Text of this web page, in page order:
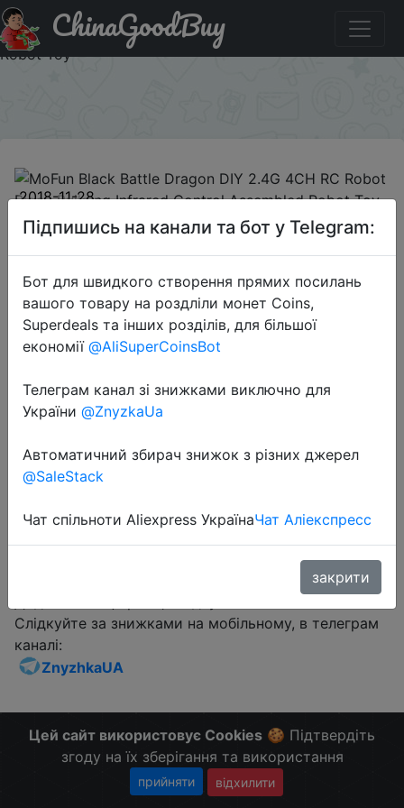
Придбати по акціи MoFun Black Battle Dragon DIY 2.4G
4CH RC Robot Block Building Infrared Control Assembled
Robot Toy
ChinaGoodBuy
2018-11-28
MoFun Black Battle Dragon DIY 2.4G
4CH RC Robot Block Building
Infrared Control Assembled Robot
Toy
$28.99
Перейти до магазину
Слідкуйте за знижками на мобільному, в телеграм
каналі:
ZnyzhkaUA
Цей сайт використовує Cookies 🍪 Підтвердіть
згоду на їх зберігання та використання
прийняти відхилити
Підпишись на канали та бот у Telegram:
Бот для швидкого створення прямих посилань
вашого товару на роздліли монет Coins,
Superdeals та інших розділів, для більшої
економії @AliSuperCoinsBot
Телеграм канал зі знижками виключно для
України @ZnyzkaUa
Автоматичний збирач знижок з різних джерел
@SaleStack
Чат спільноти Aliexpress УкраїнаЧат Аліекспресс
закрити